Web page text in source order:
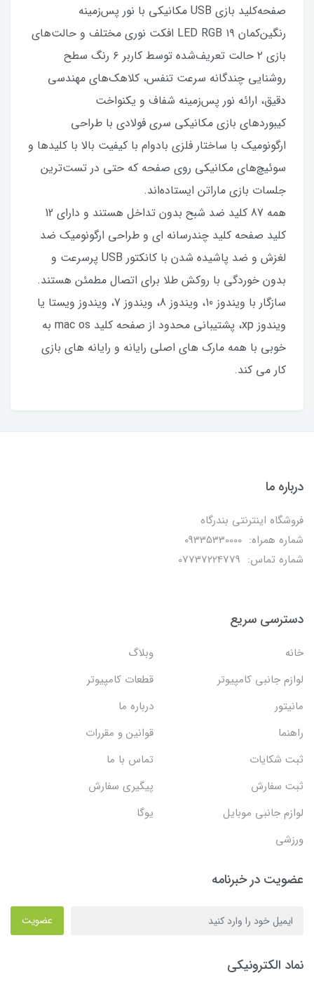
صفحه‌کلید بازی USB مکانیکی با نور پس‌زمینه
رنگین‌کمان LED RGB ۱۹ افکت نوری مختلف و حالت‌های
بازی ۲ حالت تعریف‌شده توسط کاربر ۶ رنگ سطح
روشنایی چندگانه سرعت تنفس، کلاهک‌های مهندسی
دقیق، ارائه نور پس‌زمینه شفاف و یکنواخت
کیبوردهای بازی مکانیکی سری فولادی با طراحی
ارگونومیک با ساختار فلزی بادوام با کیفیت بالا با کلیدها و
سوئیچ‌های مکانیکی روی صفحه که حتی در تست‌ترین
جلسات بازی ماراتن ایستاده‌اند.
همه 87 کلید ضد شبح بدون تداخل هستند و دارای 12
کلید صفحه کلید چندرسانه ای و طراحی ارگونومیک ضد
لغزش و ضد پاشیده شدن با کانکتور USB پرسرعت و
بدون خوردگی با روکش طلا برای اتصال مطمئن هستند.
سازگار با ویندوز 10، ویندوز 8، ویندوز 7، ویندوز ویستا یا
ویندوز xp، پشتیبانی محدود از صفحه کلید mac os به
خوبی با همه مارک های اصلی رایانه و رایانه های بازی
کار می کند.
درباره ما
فروشگاه اینترنتی بندرگاه
شماره همراه: 09335330000
شماره تماس: 07737224779
دسترسی سریع
خانه
وبلاگ
لوازم جانبی کامپیوتر
قطعات کامپیوتر
مانیتور
درباره ما
راهنما
قوانین و مقررات
ثبت شکایات
تماس با ما
ثبت سفارش
پیگیری سفارش
لوازم جانبی موبایل
یوگا
ورزشی
عضویت در خبرنامه
عضویت
نماد الکترونیکی